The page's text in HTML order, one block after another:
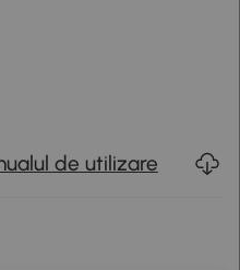
de utilizare